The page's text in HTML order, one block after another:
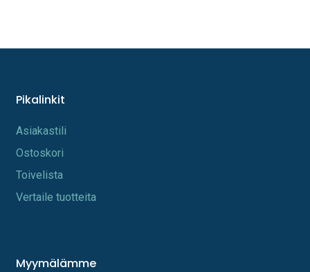
Pikalinkit
A​s​iakastili
Os​toskori
Toi​velista
Vertaile tuotteita
Myymälämme